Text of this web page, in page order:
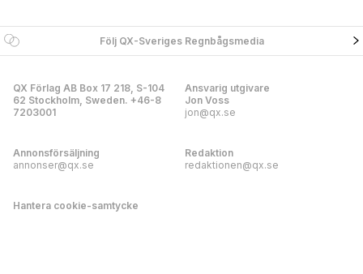
Följ QX-Sveriges Regnbågsmedia
QX Förlag AB Box 17 218, S-104
62 Stockholm, Sweden. +46-8
7203001
Ansvarig utgivare
Jon Voss
jon@qx.se
Annonsförsäljning
annonser@qx.se
Redaktion
redaktionen@qx.se
Hantera cookie-samtycke